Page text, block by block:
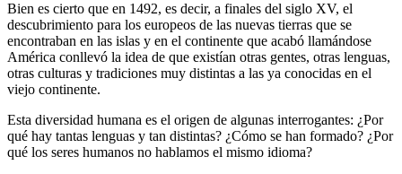
Bien es cierto que en 1492, es decir, a finales del siglo XV, el
descubrimiento para los europeos de las nuevas tierras que se
encontraban en las islas y en el continente que acabó llamándose
América conllevó la idea de que existían otras gentes, otras lenguas,
otras culturas y tradiciones muy distintas a las ya conocidas en el
viejo continente.
Esta diversidad humana es el origen de algunas interrogantes: ¿Por
qué hay tantas lenguas y tan distintas? ¿Cómo se han formado? ¿Por
qué los seres humanos no hablamos el mismo idioma?